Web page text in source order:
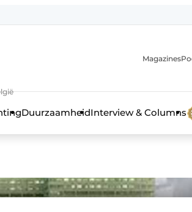
Magazines
DuurzaamheidInterview & Columns